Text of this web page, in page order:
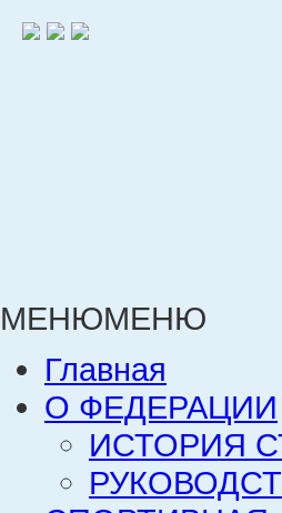
МЕНЮМЕНЮ
Главная
О ФЕДЕРАЦИИ
ИСТОРИЯ